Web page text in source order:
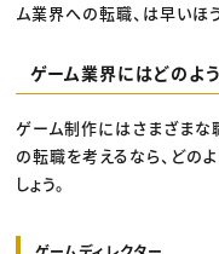
ム業界への転職、は早いほ
ゲーム業界にはどのよ
ゲーム制作にはさまざまな
の転職を考えるなら、どの
しょう。